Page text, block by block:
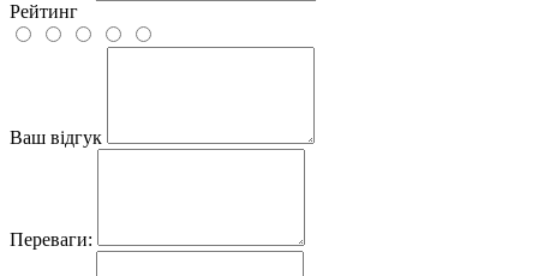
Рейтинг
Ваш відгук
Переваги: